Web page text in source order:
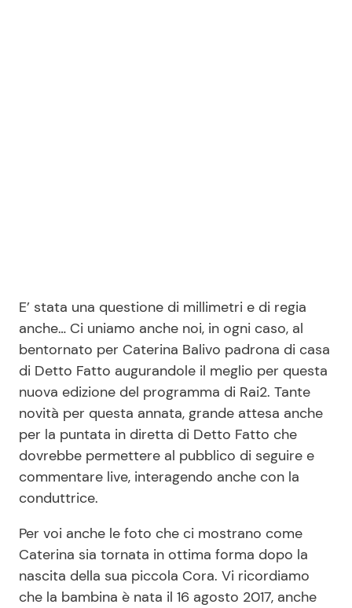
E’ stata una questione di millimetri e di regia
anche… Ci uniamo anche noi, in ogni caso, al
bentornato per Caterina Balivo padrona di casa
di Detto Fatto augurandole il meglio per questa
nuova edizione del programma di Rai2. Tante
novità per questa annata, grande attesa anche
per la puntata in diretta di Detto Fatto che
dovrebbe permettere al pubblico di seguire e
commentare live, interagendo anche con la
conduttrice.
Per voi anche le foto che ci mostrano come
Caterina sia tornata in ottima forma dopo la
nascita della sua piccola Cora. Vi ricordiamo
che la bambina è nata il 16 agosto 2017, anche